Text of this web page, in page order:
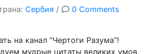
Сербия / 0 Comments
на канал “Чертоги Разума”!
мудрые цитаты великих умов,